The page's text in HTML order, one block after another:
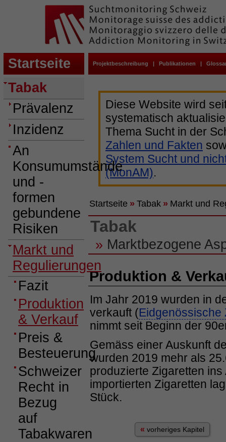
Startseite Projektbeschreibung | Publikationen |
Tabak
Prävalenz
Inzidenz
An
Konsumumstände
und -
formen
gebundene
Risiken
Markt und
Regulierungen
Fazit
Produktion
& Verkauf
Preis &
Besteuerung
Schweizer
Recht in
Bezug
auf
Tabakwaren
Diese Website wird
systematisch
Thema Sucht in der
Zahlen und Fakten
System Sucht und
(MonAM).
Startseite » Tabak » Markt und
Tabak
» Marktbezogene
Produktion &
Im Jahr 2019 wurden in
verkauft (Eidgenössische
nimmt seit Beginn der
Gemäss einer Auskunft
wurden 2019 mehr als
produzierte Zigaretten
importierten Zigaretten
Stück.
« vorheriges Kapitel